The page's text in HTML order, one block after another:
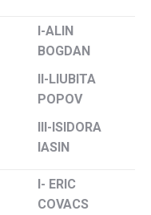
I-ALIN
BOGDAN
II-LIUBITA
POPOV
III-ISIDORA
IASIN
I- ERIC
COVACS